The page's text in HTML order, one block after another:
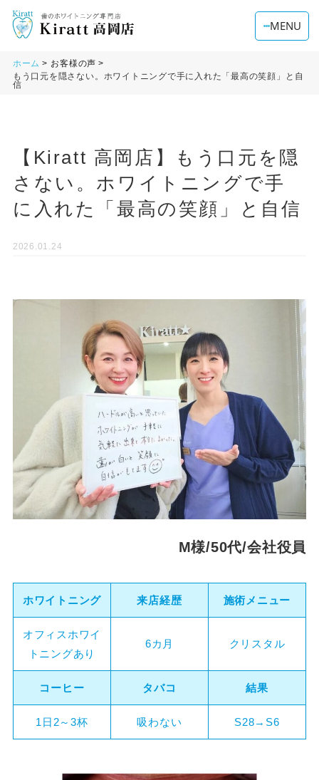
MENU
ホーム
お客様の声
もう口元を隠さない。ホワイトニングで手に入れた「最高の笑顔」と自
信
【Kiratt 高岡店】もう口元を隠
さない。ホワイトニングで手
に入れた「最高の笑顔」と自信
2026.01.24
M様/50代/会社役員
ホワイトニング 来店経歴 施術メニュー
オフィスホワイ
トニングあり
6カ月 クリスタル
コーヒー タバコ 結果
1日2～3杯 吸わない S28→S6